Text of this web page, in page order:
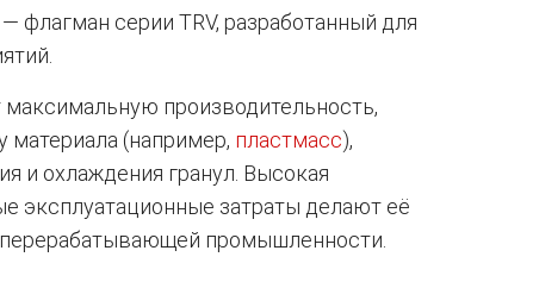
флагман серии TRV, разработанный для
производительность,
материала (например, пластмасс),
и охлаждения гранул. Высокая
эксплуатационные затраты делают её
промышленности.